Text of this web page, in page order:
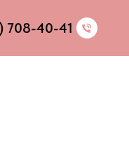
708-40-41